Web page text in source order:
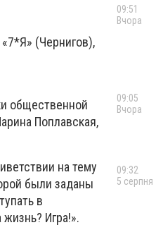
(Чернигов),
общественной
Поплавская,
на тему
были заданы
в
Игра!».
09:51
Вчора
09:05
Вчора
09:32
5 серпня